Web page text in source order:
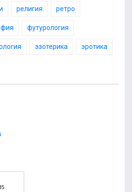
религия ретро
футурология
эзотерика эротика